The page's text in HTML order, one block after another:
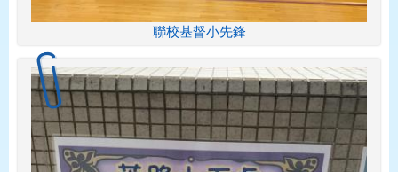
聯校基督小先鋒